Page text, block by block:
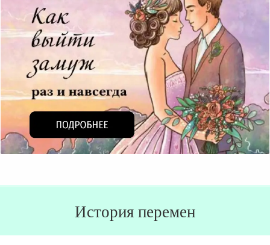
История перемен